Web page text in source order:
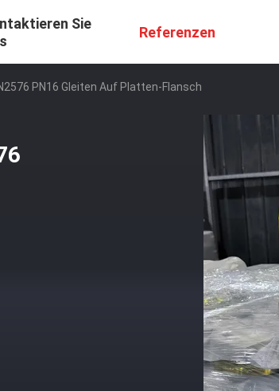
Sie
Referenzen
PN16 Gleiten Auf Platten-Flansch